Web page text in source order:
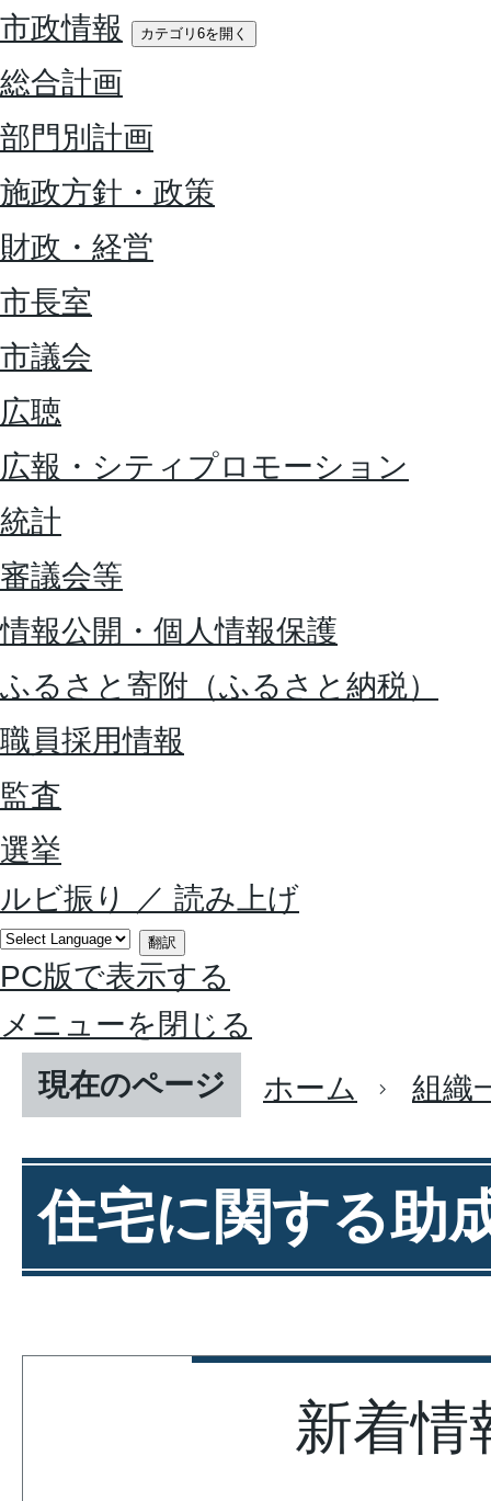
市政情報 カテゴリ6を開く
総合計画
部門別計画
施政方針・政策
財政・経営
市長室
市議会
広聴
広報・シティプロモーション
統計
審議会等
情報公開・個人情報保護
ふるさと寄附（ふるさと納税）
職員採用情報
監査
選挙
ルビ振り
／ 読み上げ
翻訳
PC版で表示する
メニューを閉じる
現在のページ
ホーム 組織
住宅に関する助
新着情